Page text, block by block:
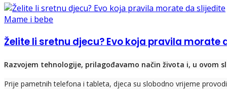
Mame i bebe
Želite li sretnu djecu? Evo koja pravila morate
Razvojem tehnologije, prilagođavamo način života i, u ovom
Prije pametnih telefona i tableta, djeca su slobodno vrijeme